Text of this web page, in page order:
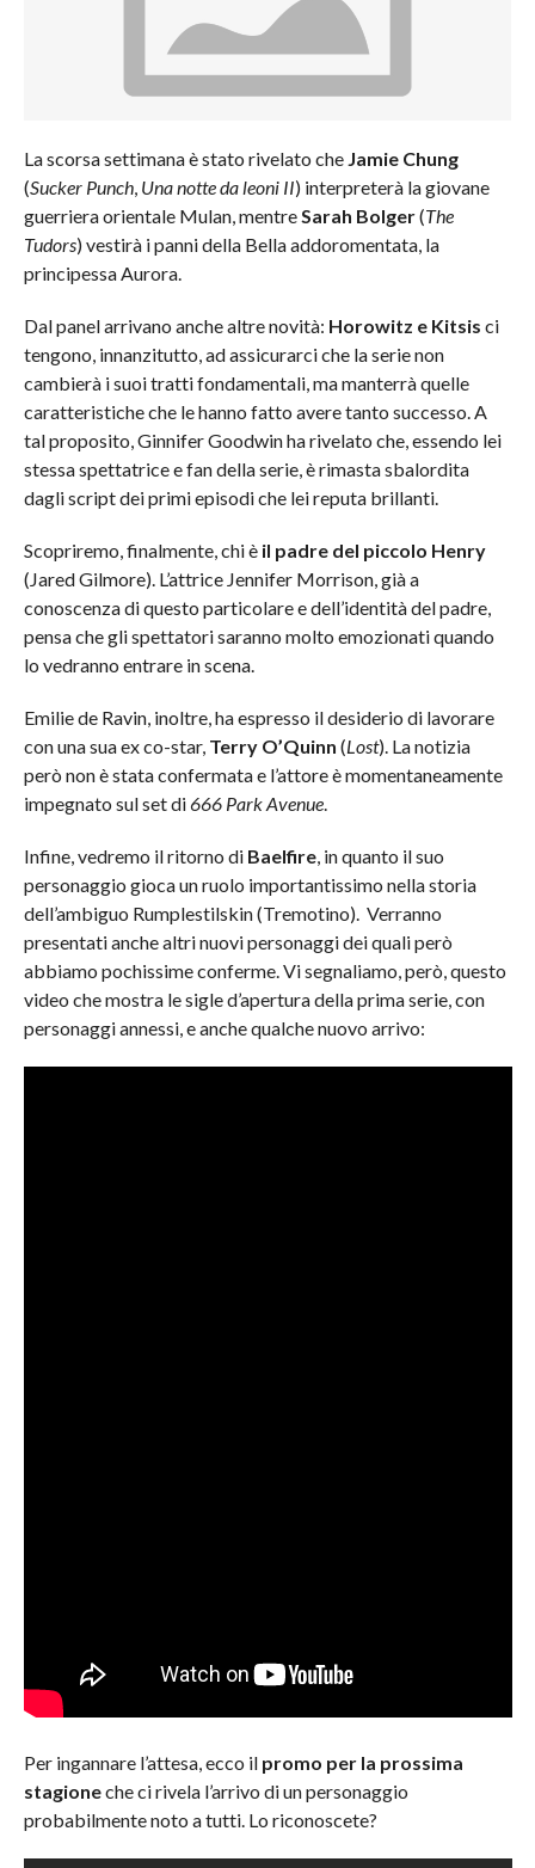
La scorsa settimana è stato rivelato che Jamie Chung
(Sucker Punch, Una notte da leoni II) interpreterà la giovane
guerriera orientale Mulan, mentreSarah Bolger(The
Tudors) vestirà i panni della Bella addoromentata, la
principessa Aurora.
Dal panel arrivano anche altre novità: Horowitz e Kitsis ci
tengono, innanzitutto, ad assicurarci che la serie non
cambierà i suoi tratti fondamentali, ma manterrà quelle
caratteristiche che le hanno fatto avere tanto successo. A
tal proposito, Ginnifer Goodwin ha rivelato che, essendo lei
stessa spettatrice e fan della serie, è rimasta sbalordita
dagli script dei primi episodi che lei reputa brillanti.
Scopriremo, finalmente, chi è il padre del piccolo Henry
(Jared Gilmore). L’attrice Jennifer Morrison, già a
conoscenza di questo particolare e dell’identità del padre,
pensa che gli spettatori saranno molto emozionati quando
lo vedranno entrare in scena.
Emilie de Ravin, inoltre, ha espresso il desiderio di lavorare
con una sua ex co-star, Terry O’Quinn (Lost). La notizia
però non è stata confermata e l’attore è momentaneamente
impegnato sul set di666 Park Avenue.
Infine, vedremo il ritorno di Baelfire, in quanto il suo
personaggio gioca un ruolo importantissimo nella storia
dell’ambiguo Rumplestilskin (Tremotino). Verranno
presentati anche altri nuovi personaggi dei quali però
abbiamo pochissime conferme. Vi segnaliamo, però, questo
video che mostra le sigle d’apertura della prima serie, con
personaggi annessi, e anche qualche nuovo arrivo:
Per ingannare l’attesa, ecco il promo per la prossima
stagioneche ci rivela l’arrivo di un personaggio
probabilmente noto a tutti. Lo riconoscete?